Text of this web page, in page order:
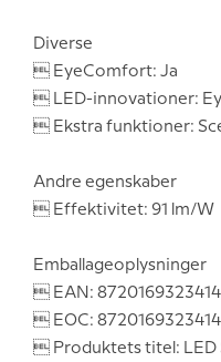
Diverse
 EyeComfort: Ja
 LED-innovationer:
 Ekstra funktioner:
Andre egenskaber
 Effektivitet: 91 lm/W
Emballageoplysninger
 EAN: 8720169323414
 EOC:
 Produktets titel: LED